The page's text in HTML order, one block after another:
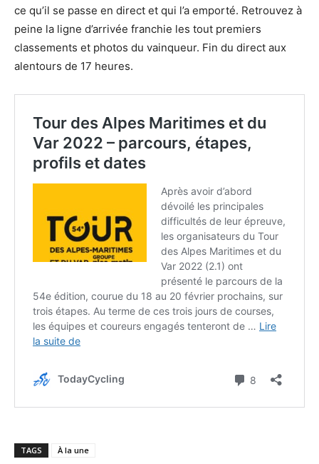
ce qu’il se passe en direct et qui l’a emporté. Retrouvez à
peine la ligne d’arrivée franchie les tout premiers
classements et photos du vainqueur. Fin du direct aux
alentours de 17 heures.
TAGS À la une